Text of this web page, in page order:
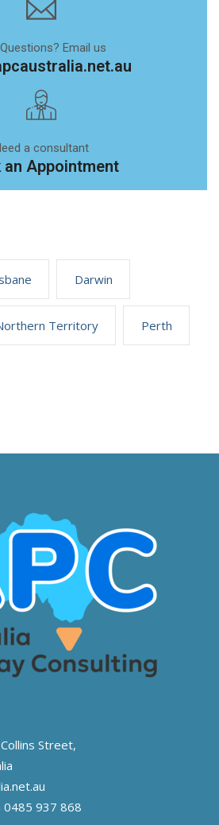
Email us
a consultant
an Appointment
Darwin
Territory Perth
Street,
0485 937 868